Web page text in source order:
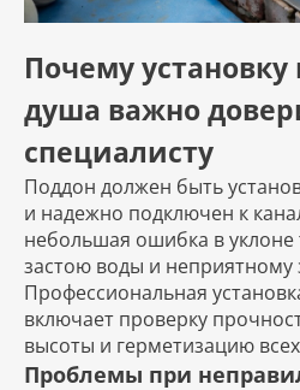
Почему
душа важно
специалисту
Поддон должен быть
и надежно подключен к
небольшая ошибка в уклоне
застою воды и неприятному
Профессиональная
включает проверку
высоты и герметизацию
Проблемы при